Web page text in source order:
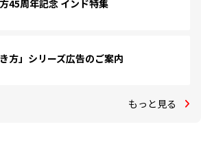
45周年記念 インド特集
き方」シリーズ広告のご案内
もっと見る